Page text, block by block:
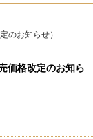
のお知らせ）
価格改定のお知ら